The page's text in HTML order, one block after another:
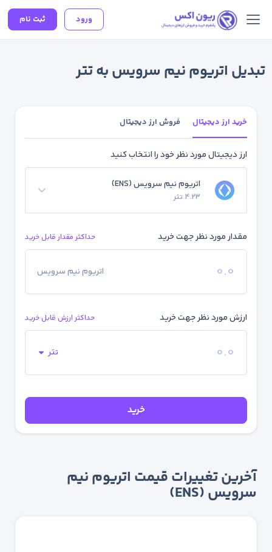
ورود ثبت نام
تبدیل اتریوم نیم سرویس به تتر
خرید ارز دیجیتال فروش ارز دیجیتال
ارز دیجیتال مورد نظر خود را انتخاب کنید
اتریوم نیم سرویس (ENS)
4.23 تتر
مقدار مورد نظر جهت خرید حداکثر مقدار قابل خرید
اتریوم نیم سرویس
ارزش مورد نظر جهت خرید حداکثر ارزش قابل خرید
تتر
خرید
آخرین تغییرات قیمت اتریوم نیم
سرویس (ENS)